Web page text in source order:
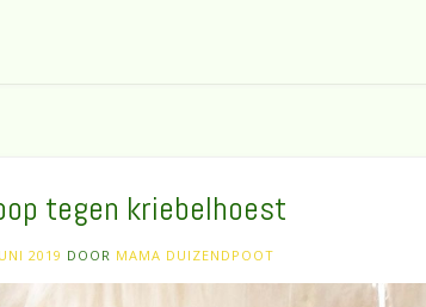
tegen kriebelhoest
2019 DOOR MAMA DUIZENDPOOT